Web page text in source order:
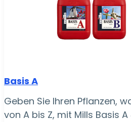
Basis A
Geben Sie Ihren Pflanzen,
von A bis Z, mit Mills Basis A